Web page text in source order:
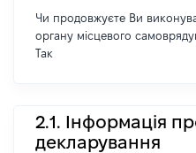
Чи продовжуєте Ви
органу місцевого
Так
2.1. Інформація
декларування